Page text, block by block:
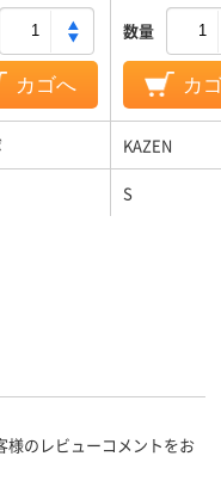
カゴへ
数量
カ
KAZEN
S
様のレビューコメントをお